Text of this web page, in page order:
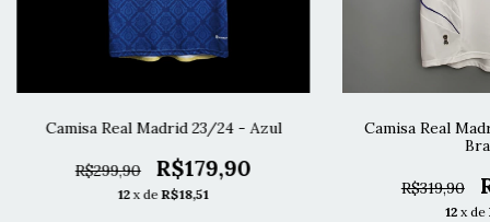
Camisa Real Madrid 23/24 - Azul
R$299,90 R$179,90
12 x deR$18,51
Camisa Real
R$319,90
12 x de